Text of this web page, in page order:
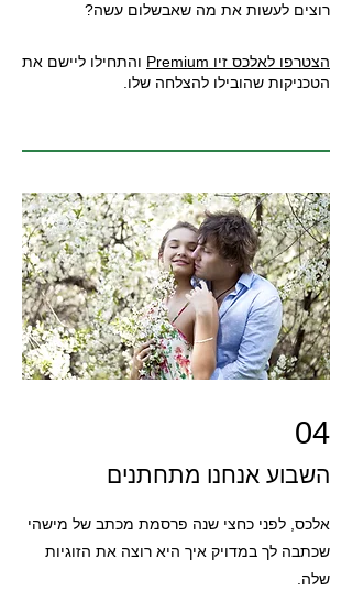
רוצים לעשות את מה שאבשלום עשה?
הצטרפו לאלכס זיו Premium
והתחילו ליישם את
הטכניקות שהובילו להצלחה שלו.
04
השבוע אנחנו מתחתנים
אלכס, לפני כחצי שנה פרסמת מכתב של מישהי
שכתבה לך במדויק איך היא רוצה את הזוגיות
שלה.